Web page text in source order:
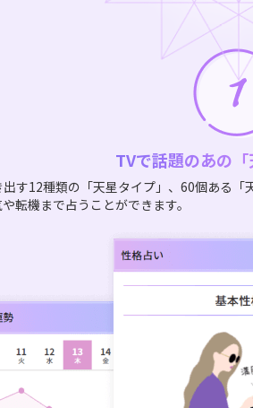
TVで話題のあの
す12種類の「天星タイプ」、60個ある
転機まで占うことができます。